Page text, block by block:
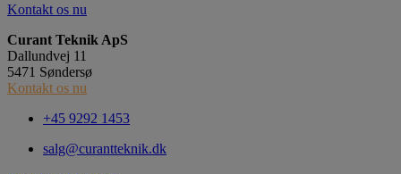
Kontakt os nu
Curant Teknik ApS
Dallundvej 11
5471 Søndersø
Kontakt os nu
+45 9292 1453
salg@curantteknik.dk